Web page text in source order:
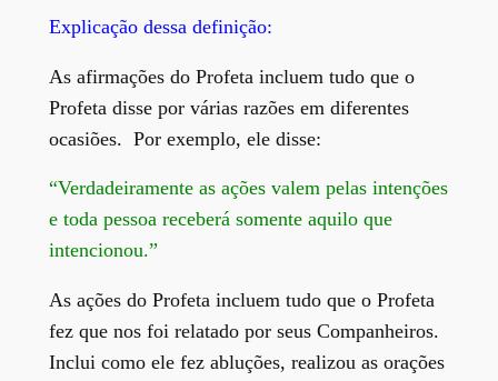
Explicação dessa definição:
As afirmações do Profeta incluem tudo que o
Profeta disse por várias razões em diferentes
ocasiões. Por exemplo, ele disse:
“Verdadeiramente as ações valem pelas intenções
e toda pessoa receberá somente aquilo que
intencionou.”
As ações do Profeta incluem tudo que o Profeta
fez que nos foi relatado por seus Companheiros.
Inclui como ele fez abluções, realizou as orações